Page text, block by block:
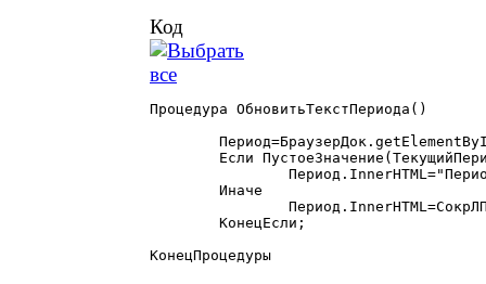
Код
Процедура ОбновитьТекстПериода()
КонецПроцедуры